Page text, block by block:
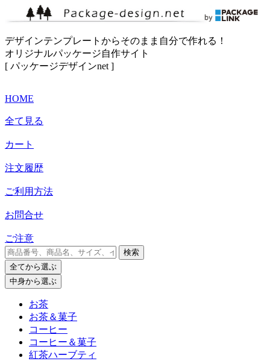
デザインテンプレートからそのまま自分で作れる！
オリジナルパッケージ自作サイト
[ パッケージデザインnet ]
HOME
全て見る
カート
注文履歴
ご利用方法
お問合せ
ご注意
検索
全てから選ぶ
中身から選ぶ
お茶
お茶＆菓子
コーヒー
コーヒー＆菓子
紅茶ハーブティ